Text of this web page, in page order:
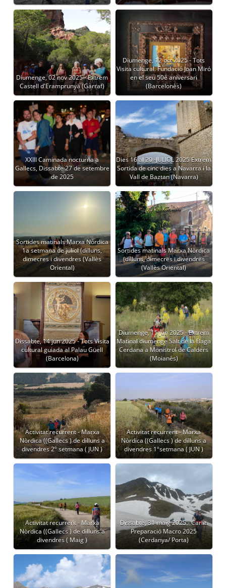
Diumenge, 02 nov 2025 - Extrem
Castell d'Eramprunyà (Garraf)
Diumenge, 12 oct 2025 - Tots
Visita cultural. Fundació Joan Miró
en el seu 50é aniversari
(Barcelonès)
XXIII Caminada nocturna a
Gallecs, Dissabte 27 de setembre
de 2025
Dies 16 al 20 -JULIOL 2025 Extrem
Sortida de cinc dies a Navarra i la
Vall de Baztan (Navarra)
Sortides matinals Marxa Nòrdica
1a setmana de juliol (dilluns,
dimecres i divendres (Vallès
Oriental)
Sortides matinals Marxa Nòrdica
(dilluns, dimecres i divendres
(Vallès Oriental)
Dissabte, 14 jun 2025 - Tots Visita
cultural guiada al Palau Güell
(Barcelona)
Diumenge, 15 jun 2025 - Extrem
Matinal diumenge Salt de la Baga
Cerdana a Monistrol de Calders
(Moianès)
Activitat recurrent - Marxa
Nòrdica ((Gallecs ) de dilluns a
divendres 2º setmana ( JUN )
Activitat recurrent - Marxa
Nòrdica ((Gallecs ) de dilluns a
divendres 1ºsetmana ( JUN )
Activitat recurrent - Marxa
Nòrdica ((Gallecs ) de dilluns a
divendres ( Maig )
Dissabte, 31 maig 2025 - Carlit.
Preparació Macro 2025
(Cerdanya/ Porta)